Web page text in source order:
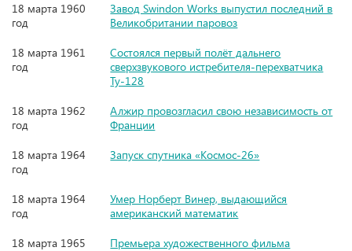
18 марта 1960
год
Завод Swindon Works выпустил последний в
Великобритании паровоз
18 марта 1961
год
Состоялся первый полёт дальнего
сверхзвукового истребителя-перехватчика
Ту-128
18 марта 1962
год
Алжир провозгласил свою независимость от
Франции
18 марта 1964
год
Запуск спутника «Космос-26»
18 марта 1964
год
Умер Норберт Винер, выдающийся
американский математик
18 марта 1965
Премьера художественного фильма